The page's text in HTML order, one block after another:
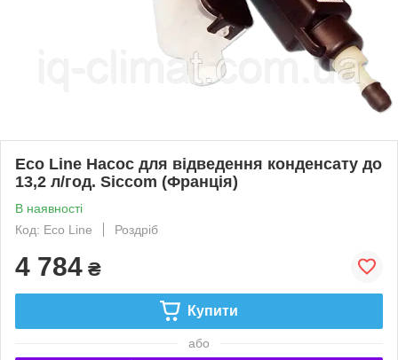
Eco Line Насос для відведення конденсату до
13,2 л/год. Siccom (Франція)
В наявності
Код: Eco Line
Роздріб
4 784 ₴
Купити
або